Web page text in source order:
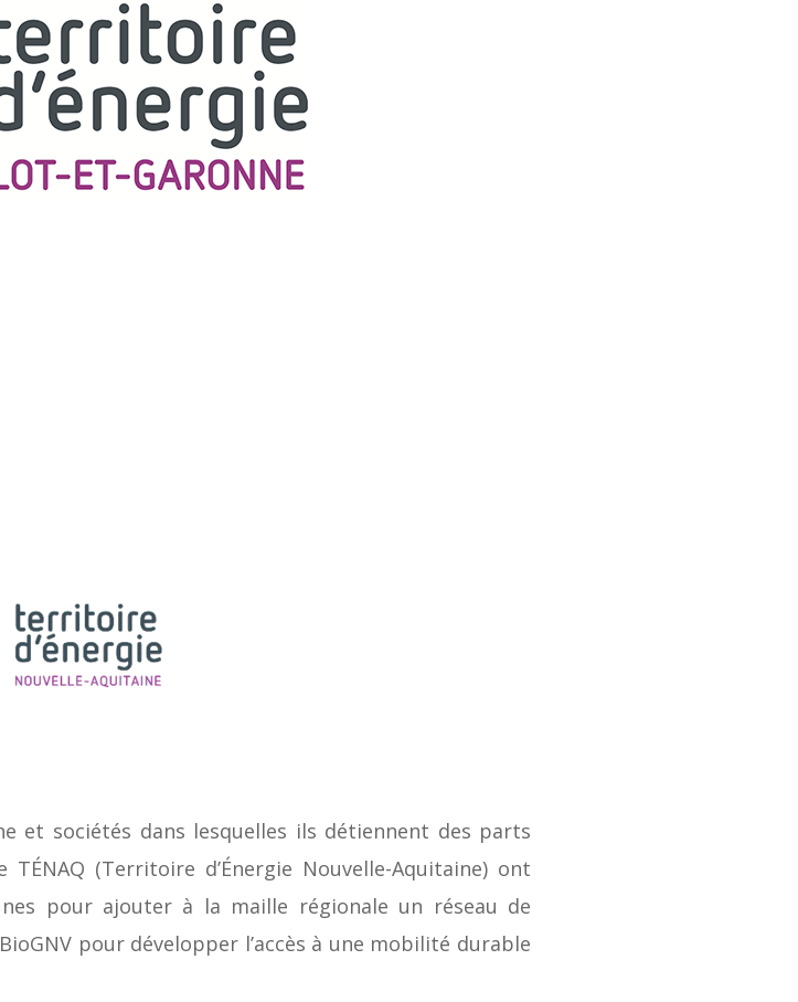
et sociétés dans lesquelles ils détiennent des parts
TÉNAQ (Territoire d’Énergie Nouvelle-Aquitaine) ont
pour ajouter à la maille régionale un réseau de
pour développer l’accès à une mobilité durable